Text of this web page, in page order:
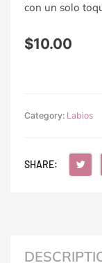
con un solo
$10.00
Category: Labios
SHARE: